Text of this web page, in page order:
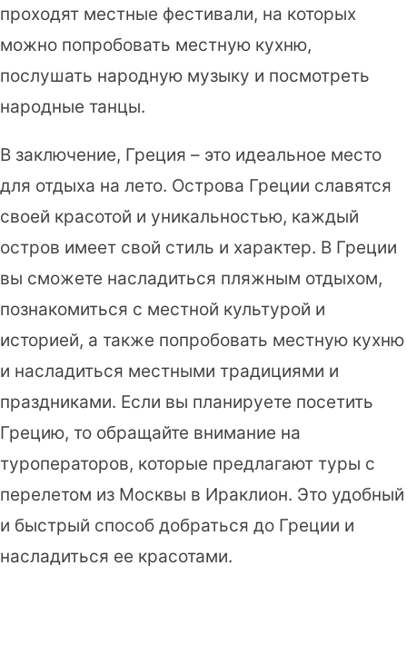
проходят местные фестивали, на которых
можно попробовать местную кухню,
послушать народную музыку и посмотреть
народные танцы.
В заключение, Греция – это идеальное место
для отдыха на лето. Острова Греции славятся
своей красотой и уникальностью, каждый
остров имеет свой стиль и характер. В Греции
вы сможете насладиться пляжным отдыхом,
познакомиться с местной культурой и
историей, а также попробовать местную кухню
и насладиться местными традициями и
праздниками. Если вы планируете посетить
Грецию, то обращайте внимание на
туроператоров, которые предлагают туры с
перелетом из Москвы в Ираклион. Это удобный
и быстрый способ добраться до Греции и
насладиться ее красотами.